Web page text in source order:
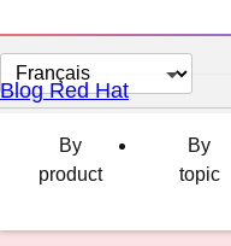
Changer
la
langue
Blog Red Hat
By
product
By
topic